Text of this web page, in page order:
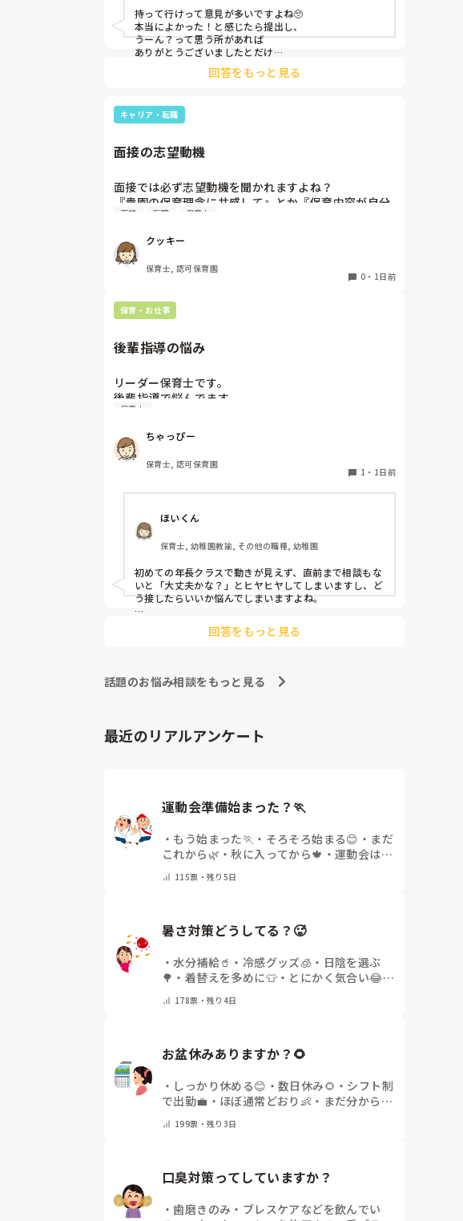
持って行けって意見が多いですよね🥺
本当によかった！と感じたら提出し、
うーん？って思う所があれば
ありがとうございましたとだけ
伝えて個人情報の履歴書は渡さず帰ります🥺！
回答をもっと見る
キャリア・転職
面接の志望動機
面接では必ず志望動機を聞かれますよね？
『貴園の保育理念に共感して』とか『保育内容が自分
に合ってると思いました』等々が多いかと思います
私自身、園の雰囲気とか園の規模、保育内容は勘案し
ますが正直なところ、家から通いやすいか、給与はど
うか…というところに重きを置いています
皆さんは、志望動機をどのように答えていますか？ま
た、本音はどうですか？
面接 転職 保育士
クッキー
保育士, 認可保育園
0 ・ 1日前
保育・お仕事
後輩指導の悩み
リーダー保育士です。
後輩指導で悩んでます。
初めて年長を持つ後輩がいますが
聞かないで様子見てると直前になるまで何もアクショ
ンがなかったり
他の職員に聞いてる様子もなくて
もう何考えてるんだかさっぱりです。
よほど自分に聞きづらいのか、聞く必要性さえ感じな
いのか、もうよくわからないです。
対応にも悩みます。
保育士
ちゃっぴー
保育士, 認可保育園
1 ・ 1日前
ほいくん
保育士, 幼稚園教諭, その他の職種, 幼稚園
初めての年長クラスで動きが見えず、直前まで相談もな
いと「大丈夫かな？」とヒヤヒヤしてしまいますし、ど
う接したらいいか悩んでしまいますよね。
後輩側は「何が分からないかも分からない状態」だった
り、「こんなこと聞いたら迷惑かな」と抱え込んでいる
待つスタイルから一歩踏み出して、リーダー側から「〇
〇の件、どこまで進んだ？」「困ってることない？」と
「毎日夕方に5分だけ進捗確認の時間を取る」などルー
回答をもっと見る
話題のお悩み相談をもっと見る
最近のリアルアンケート
運動会準備始まった？🏃
・ もう始まった🏃 ・ そろそろ始まる😊 ・ まだ
これから🌿 ・秋に入ってから🍁 ・ 運動会はな
ください)
115票・残り5日
暑さ対策どうしてる？🥵
・水分補給🥤 ・ 冷感グッズ🧊 ・ 日陰を選ぶ
🌳 ・ 着替えを多めに👕・ とにかく気合い😂・
178票・残り4日
お盆休みありますか？🌻
・ しっかり休める😊 ・ 数日休み🌻 ・ シフト制
で出勤💼 ・ ほぼ通常どおり👶 ・ まだ分からな
199票・残り3日
口臭対策ってしていますか？
・歯磨きのみ ・ ブレスケアなどを飲んでい